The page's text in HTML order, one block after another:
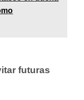
futuras